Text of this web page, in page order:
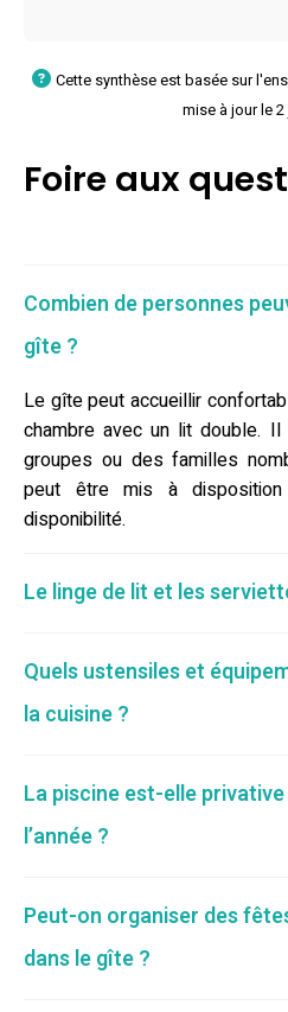
Cette synthèse est basée sur
mise à jour le
Foire aux
Combien de personnes
gîte ?
Le gîte peut accueillir
chambre avec un lit double.
groupes ou des familles
peut être mis à
disponibilité.
Le linge de lit et les
Quels ustensiles et
la cuisine ?
La piscine est-elle
l’année ?
Peut-on organiser des
dans le gîte ?